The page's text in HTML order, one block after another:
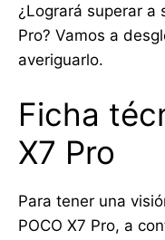
¿Logrará superar a
Pro? Vamos a
averiguarlo.
Ficha
X7 Pro
Para tener una
POCO X7 Pro, a